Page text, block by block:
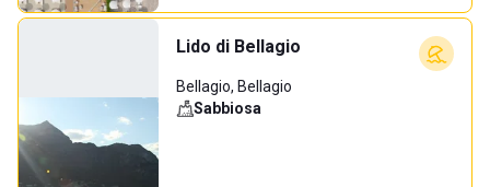
Lido di Bellagio
Bellagio, Bellagio
Sabbiosa